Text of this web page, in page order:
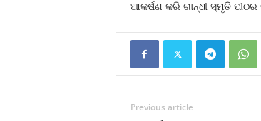
ଆକର୍ଷଣ କରି ଗାନ୍ଧୀ ସ୍ମୃତି
Previous article